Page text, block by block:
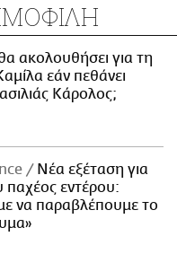
ακολουθήσει για τη
εάν πεθάνει
Κάρολος;
Νέα εξέταση για
παχέος εντέρου:
να παραβλέπουμε το